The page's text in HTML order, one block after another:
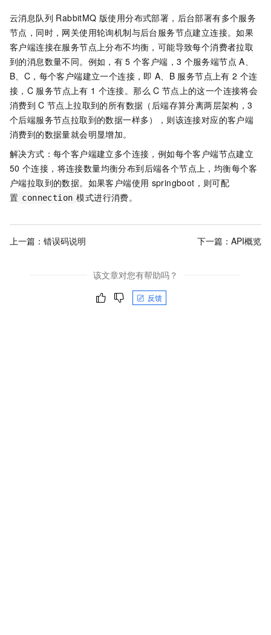
云消息队列 RabbitMQ 版使用分布式部署，后台部署有多个服务
节点，同时，网关使用轮询机制与后台服务节点建立连接。如果
客户端连接在服务节点上分布不均衡，可能导致每个消费者拉取
到的消息数量不同。例如，有 5 个客户端，3 个服务端节点 A、
B、C，每个客户端建立一个连接，即 A、B 服务节点上有 2 个连
接，C 服务节点上有 1 个连接。那么 C 节点上的这一个连接将会
消费到 C 节点上拉取到的所有数据（后端存算分离两层架构，3
个后端服务节点拉取到的数据一样多），则该连接对应的客户端
消费到的数据量就会明显增加。
解决方式：每个客户端建立多个连接，例如每个客户端节点建立
50 个连接，将连接数量均衡分布到后端各个节点上，均衡每个客
户端拉取到的数据。如果客户端使用 springboot，则可配
置 connection 模式进行消费。
上一篇： 错误码说明 下一篇： API概览
该文章对您有帮助吗？
反馈